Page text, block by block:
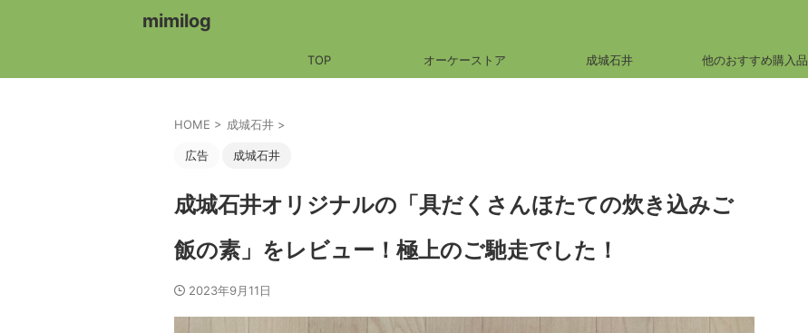
mimilog
TOP オーケーストア 成城石井 他のおすすめ購入品
HOME > 成城石井 >
広告 成城石井
成城石井オリジナルの「具だくさんほたての炊き込みご
飯の素」をレビュー！極上のご馳走でした！
2023年9月11日